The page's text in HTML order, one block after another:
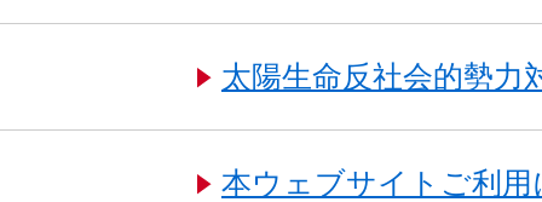
太陽生命反社会的勢力
本ウェブサイトご利